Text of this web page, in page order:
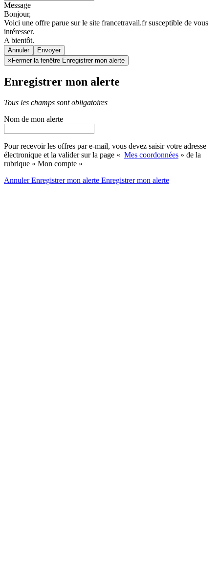
Message
Bonjour,
Voici une offre parue sur le site francetravail.fr susceptible de vous
intéresser.
A bientôt.
Annuler
× Fermer la fenêtre Enregistrer mon alerte
Enregistrer mon alerte
Tous les champs sont obligatoires
Nom de mon alerte
Pour recevoir les offres par e-mail, vous devez saisir votre adresse
électronique et la valider sur la page « Mes coordonnées » de la
rubrique « Mon compte »
AnnulerEnregistrer mon alerte Enregistrermon alerte